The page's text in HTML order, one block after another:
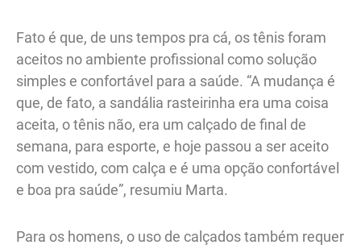
Fato é que, de uns tempos pra cá, os tênis foram
aceitos no ambiente profissional como solução
simples e confortável para a saúde. “A mudança é
que, de fato, a sandália rasteirinha era uma coisa
aceita, o tênis não, era um calçado de final de
semana, para esporte, e hoje passou a ser aceito
com vestido, com calça e é uma opção confortável
e boa pra saúde”, resumiu Marta.
Para os homens, o uso de calçados também requer